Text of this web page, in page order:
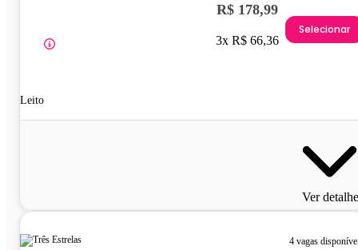
Leito
R$ 178,99
3x R$ 66,36
Selecionar
Ver
4 vagas